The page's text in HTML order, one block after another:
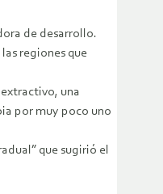
de desarrollo.
regiones que
una
por muy poco uno
que sugirió el